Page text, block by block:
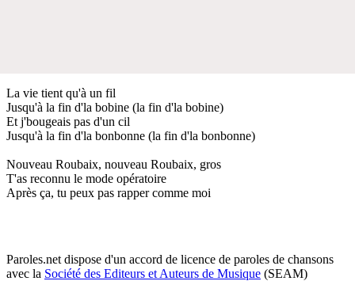
La vie tient qu'à un fil
Jusqu'à la fin d'la bobine (la fin d'la bobine)
Et j'bougeais pas d'un cil
Jusqu'à la fin d'la bonbonne (la fin d'la bonbonne)
Nouveau Roubaix, nouveau Roubaix, gros
T'as reconnu le mode opératoire
Après ça, tu peux pas rapper comme moi
Paroles.net dispose d'un accord de licence de paroles de chansons
avec la Société des Editeurs et Auteurs de Musique (SEAM)